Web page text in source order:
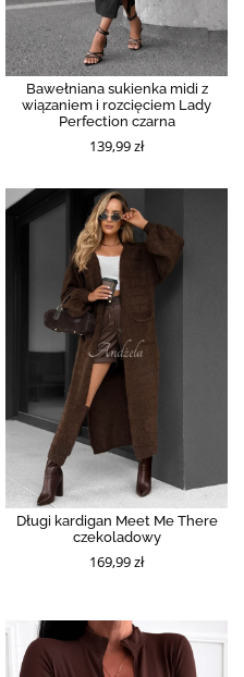
Bawełniana sukienka midi z
wiązaniem i rozcięciem Lady
Perfection czarna
139,99 zł
Długi kardigan Meet Me There
czekoladowy
169,99 zł